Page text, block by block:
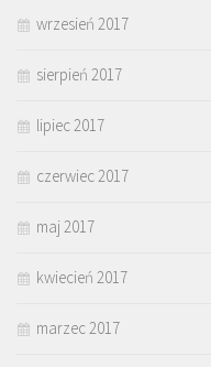
wrzesień 2017
sierpień 2017
lipiec 2017
czerwiec 2017
maj 2017
kwiecień 2017
marzec 2017